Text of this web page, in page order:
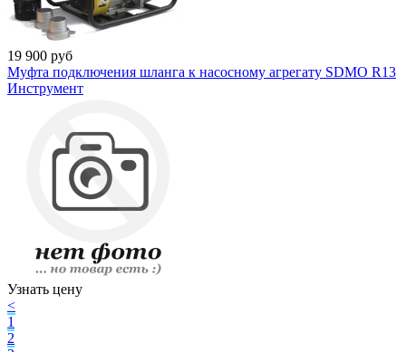
19 900 руб
Муфта подключения шланга к насосному агрегату SDMO R13
Инструмент
Узнать цену
<
1
2